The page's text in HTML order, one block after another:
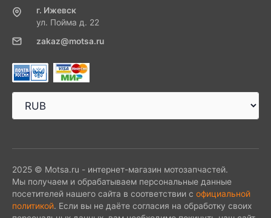
г. Ижевск
ул. Пойма д. 22
zakaz@motsa.ru
2025 © Motsa.ru - интернет-магазин мотозапчастей.
Мы получаем и обрабатываем персональные данные
посетителей нашего сайта в соответствии с официальной
политикой. Если вы не даёте согласия на обработку своих